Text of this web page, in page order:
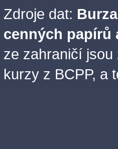
Zdroje dat:
cenných papírů
ze zahraničí jsou
kurzy z BCPP, a